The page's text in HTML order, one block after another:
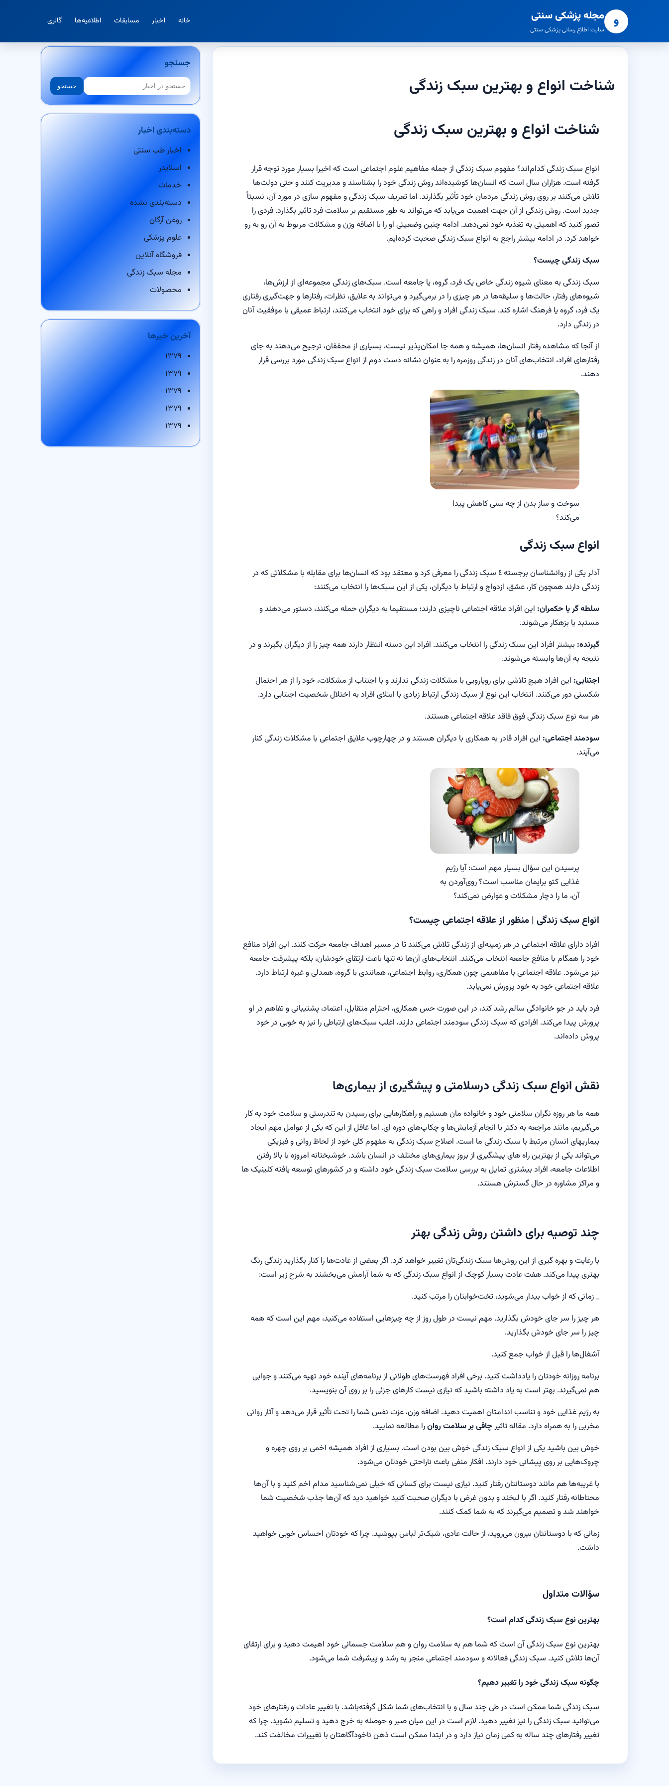
و مجله پزشکی سنتی
سایت اطلاع رسانی پزشکی سنتی
خانه اخبار مسابقات اطلاعیه‌ها گالری
شناخت انواع و بهترین سبک زندگی
شناخت انواع و بهترین سبک زندگی
انواع سبک زندگی کدام‌اند؟ مفهوم سبک زندگی از جمله مفاهيم علوم اجتماعی است که اخيرا بسيار مورد توجه قرار
گرفته است. هزاران سال است که انسان‌ها کوشیده‌اند روش زندگی خود را بشناسند و مدیریت کنند و حتی دولت‌ها
تلاش می‌کنند بر روی روش زندگی مردمان خود تأثیر بگذارند. اما تعریف سبک زندگی و مفهوم سازی در مورد آن، نسبتاً
جدید است. روش زندگی از آن جهت اهمیت می‌یابد که می‌تواند به طور مستقیم بر سلامت فرد تاثیر بگذارد. فردی را
تصور کنید که اهمیتی به تغذیه خود نمی‌دهد. ادامه چنین وضعیتی او را با اضافه وزن و مشکلات مربوط به آن رو به رو
خواهد کرد. در ادامه بیشتر راجع به انواع سبک زندگی صحبت کرده‌ایم.
سبک زندگی چیست؟
سبک زندگی به معنای شیوه زندگی خاص یک فرد، گروه، یا جامعه است. سبک‌های زندگی مجموعه‌ای از ارزش‌ها،
شیوه‌های رفتار، حالت‌ها و سلیقه‌ها در هر چیزی را در برمی‌گیرد و می‌تواند به علایق، نظرات، رفتارها و جهت‌گیری رفتاری
یک فرد، گروه یا فرهنگ اشاره کند. سبک زندگی افراد و راهی که برای خود انتخاب می‌کنند، ارتباط عمیقی با موفقیت آنان
در زندگی دارد.
از آنجا که مشاهده‌ رفتار انسان‌ها، همیشه و همه جا امکان‌پذیر نیست، بسیاری از محققان، ترجیح می‌دهند به جای
رفتارهای افراد، انتخاب‌های آنان در زندگی روزمره را به عنوان نشانه دست دوم از انواع سبک زندگی مورد بررسی قرار
دهند.
سوخت و ساز بدن از چه سنی کاهش پیدا
می‌کند؟
انواع سبک زندگی
آدلر یکی از روانشناسان برجسته ٤ سبک زندگی را معرفی کرد و معتقد بود که انسان‌ها برای مقابله با مشکلاتی که در
زندگی دارند همچون کار، عشق، ازدواج و ارتباط با دیگران، یکی از این سبک‌ها را انتخاب می‌کنند:
سلطه گر یا حکمران: این افراد علاقه اجتماعی ناچیزی دارند؛ مستقیما به دیگران حمله می‌کنند، دستور می‌دهند و
مستبد یا بزهکار می‌شوند.
گیرنده: بیشتر افراد این سبک زندگی را انتخاب می‌کنند. افراد این دسته انتظار دارند همه چیز را از دیگران بگیرند و در
نتیجه به آن‌ها وابسته می‌شوند.
اجتنابی: این افراد هیچ تلاشی برای رویارویی با مشکلات زندگی ندارند و با اجتناب از مشکلات، خود را از هر احتمال
شکستی دور می‌کنند. انتخاب این نوع از سبک زندگی ارتباط زیادی با ابتلای افراد به اختلال شخصیت اجتنابی دارد.
هر سه نوع سبک زندگی فوق فاقد علاقه اجتماعی هستند.
سودمند اجتماعی: این افراد قادر به همکاری با دیگران هستند و در چهارچوب علایق اجتماعی با مشکلات زندگی کنار
می‌آیند.
پرسیدن این سؤال بسیار مهم است: آیا رژیم
غذایی کتو برایمان مناسب است؟ روی‌آوردن به
آن، ما را دچار مشکلات و عوارض نمی‌کند؟
انواع سبک زندگی | منظور از علاقه اجتماعی چیست؟
افراد دارای علاقه اجتماعی در هر زمینه‌ای از زندگی تلاش می‌کنند تا در مسیر اهداف جامعه حرکت کنند. این افراد منافع
خود را همگام با منافع جامعه انتخاب می‌کنند. انتخاب‌های آن‌ها نه تنها باعث ارتقای خودشان، بلکه پیشرفت جامعه
نیز می‌شود. علاقه اجتماعی با مفاهیمی چون همکاری، روابط اجتماعی، همانندی با گروه، همدلی و غیره ارتباط دارد.
علاقه اجتماعی خود به خود پرورش نمی‌یابد.
فرد باید در جو خانوادگی سالم رشد کند، در این صورت حس همکاری، احترام متقابل، اعتماد، پشتیبانی و تفاهم در او
پرورش پیدا می‌کند. افرادی که سبک زندگی سودمند اجتماعی دارند، اغلب سبک‌های ارتباطی را نیز به خوبی در خود
پروش داده‌اند.
نقش انواع سبک زندگی درسلامتی و پیشگیری از بیماری‌ها
همه ما هر روزه نگران سلامتی خود و خانواده مان هستیم و راهکارهایی برای رسیدن به تندرستی و سلامت خود به کار
می‌گیریم، مانند مراجعه به دکتر یا انجام آزمایش‌‌ها و چکاپ‌های دوره ای. اما غافل از این که یکی از عوامل مهم ایجاد
بیماریهای انسان مرتبط با سبک زندگی ما است. اصلاح سبک زندگی به مفهوم کلی خود از لحاظ روانی و فیزیکی
می‌تواند یکی از بهترین راه ‌های پیشگیری از بروز بیماری‌های مختلف در انسان باشد. خوشبختانه امروزه با بالا رفتن
اطلاعات جامعه، افراد بیشتری تمایل به بررسی سلامت سبک زندگی خود داشته و در کشورهای توسعه یافته کلینیک ‌ها
و مراکز مشاوره در حال گسترش هستند.
چند توصیه برای داشتن روش زندگی بهتر
با رعایت و بهره گیری از این روش‌ها سبک زندگی‌تان تغییر خواهد کرد. اگر بعضی از عادت‌ها را کنار بگذارید زندگی رنگ
بهتری پیدا می‌کند. هفت عادت بسیار کوچک از انواع سبک زندگی که به شما آرامش می‌بخشند به شرح زیر است:
_ زمانی که از خواب بیدار می‌شوید، تخت‌خوابتان را مرتب کنید.
هر چیز را سر جای خودش بگذارید. مهم نیست در طول روز از چه چیزهایی استفاده می‌کنید، مهم این است که همه
چیز را سر جای خودش بگذارید.
آشغال‌ها را قبل از خواب جمع کنید.
برنامه روزانه خودتان را یادداشت کنید. برخی افراد فهرست‌های طولانی از برنامه‌های آینده خود تهیه می‌کنند و جوابی
هم نمی‌گیرند. بهتر است به یاد داشته باشید که نیازی نیست کارهای جزئی را بر روی آن بنویسید.
بهرژیم غذاییخود و تناسب اندامتان اهمیت دهید. اضافه وزن، عزت نفس شما را تحت تأثیر قرار می‌دهد و آثار روانی
مخربی را به همراه دارد. مقاله تاثیرچاقی بر سلامت روانرا مطالعه نمایید.
خوش بین باشید یکی از انواع سبک زندگی خوش بین بودن است. بسیاری از افراد همیشه اخمی بر روی چهره و
چروک‌هایی بر روی پیشانی خود دارند. افکار منفی باعث ناراحتی خودتان می‌شود.
با غریبه‌ها هم مانند دوستانتان رفتار کنید. نیازی نیست برای کسانی که خیلی نمی‌شناسید مدام اخم کنید و با آن‌ها
محتاطانه رفتار کنید. اگر با لبخند و بدون غرض با دیگران صحبت کنید خواهید دید که آن‌ها جذب شخصیت شما
خواهند شد و تصمیم می‌گیرند که به شما کمک کنند.
زمانی که با دوستانتان بیرون می‌روید، از حالت عادی، شیک‌تر لباس بپوشید. چرا که خودتان احساس خوبی خواهید
داشت.
سؤالات متداول
بهترین نوع سبک زندگی کدام است؟
بهترین نوع سبک زندگی آن است که شما هم به سلامت روان و هم سلامت جسمانی خود اهیمت دهید و برای ارتقای
آن‌ها تلاش کنید. سبک زندگی فعالانه و سودمند اجتماعی منجر به رشد و پیشرفت شما می‌شود.
چگونه سبک زندگی خود را تغییر دهیم؟
سبک زندگی شما ممکن است در طی چند سال و با انتخاب‌های شما شکل گرفته‌باشد. با تغییر عادات و رفتارهای خود
می‌توانید سبک زندگی را نیز تغییر دهید. لازم است در این میان صبر و حوصله به خرج دهید و تسلیم نشوید. چرا که
تغییر رفتارهای چند ساله به کمی زمان نیاز دارد و در ابتدا ممکن است ذهن ناخودآگاهتان با تغییرات مخالفت کند.
جستجو
جستجو جستجو
دسته‌بندی اخبار
اخبار طب سنتی
اسلایدر
خدمات
دسته‌بندی نشده
روغن آرگان
علوم پزشکی
فروشگاه آنلاین
مجله سبک زندگی
محصولات
آخرین خبرها
۱۳۷۹
۱۳۷۹
۱۳۷۹
۱۳۷۹
۱۳۷۹